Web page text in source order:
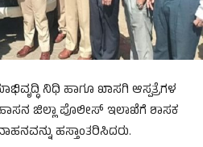
ನಿಧಿ ಹಾಗೂ ಖಾಸಗಿ ಆಸ್ಪತ್ರೆಗಳ
ಜಿಲ್ಲಾ ಪೊಲೀಸ್ ಇಲಾಖೆಗೆ ಶಾಸಕ
ಹಸ್ತಾಂತರಿಸಿದರು.